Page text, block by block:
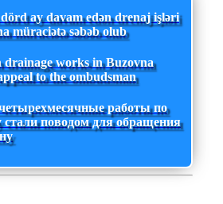
ay davam edən drenaj işləri
müraciətə səbəb olub
drainage works in Buzovna
to the ombudsman
работы по
стали поводом для обращения